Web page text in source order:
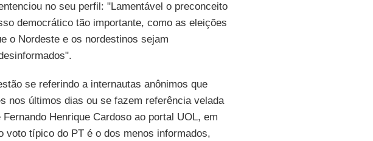
no seu perfil: "Lamentável o preconceito
democrático tão importante, como as eleições
o Nordeste e os nordestinos sejam
se referindo a internautas anônimos que
nos últimos dias ou se fazem referência velada
Henrique Cardoso ao portal UOL, em
voto típico do PT é o dos menos informados,